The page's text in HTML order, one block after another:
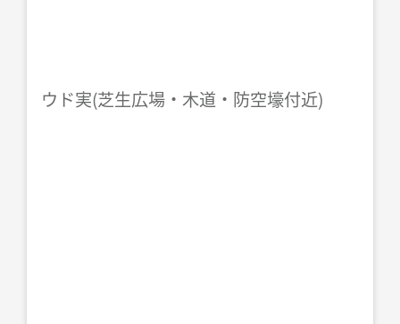
ウド実(芝生広場・木道・防空壕付近)